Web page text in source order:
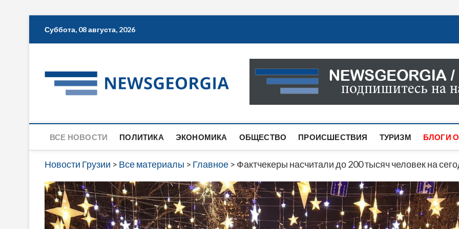
Суббота, 08 августа, 2026
Новости Грузии
САМАЯ АКТУАЛЬНАЯ ИНФОРМАЦИЯ О СОБЫТИЯХ
САЙТЕ ВЫ НАЙДЕТЕ НОВОСТИ ПОЛИТИКИ,
ВСЕ НОВОСТИ ПОЛИТИКА ЭКОНОМИКА ОБЩЕСТВО ПРОИСШЕСТВИЯ ТУРИЗМ БЛОГИ
Новости Грузии > Все материалы > Главное > Фактчекеры насчитали до 200 тысяч человек на